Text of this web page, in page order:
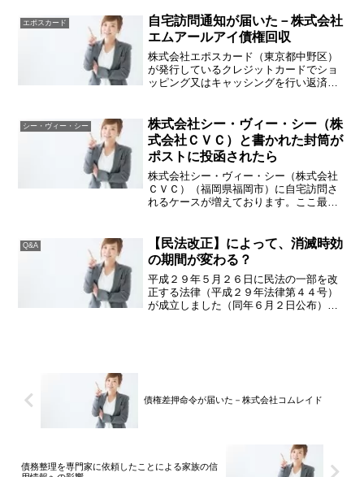
期間は時効中断にはなりま...
エポスカード
自宅訪問通知が届いた－株式会社
エムアールアイ債権回収
株式会社エポスカード（東京都中野区）
が発行しているクレジットカードでショ
ッピング又はキャッシングを行い返済が
あります。株式会社エムアールアイ債権
回収は、丸井（マルイ、O...
シー・ヴィー・シー
株式会社シー・ヴィー・シー（株
式会社ＣＶＣ）と書かれた封筒が
ポストに投函されたら
株式会社シー・ヴィー・シー（株式会社
ＣＶＣ）（福岡県福岡市）に自宅訪問さ
れるケースが増えております。ここ最近
たいことがあるので、記載されている連
絡先に電話するよう書面を...
Q&A
【民法改正】によって、消滅時効
の期間が変わる？
平成２９年５月２６日に民法の一部を改
正する法律（平成２９年法律第４４号）
が成立しました（同年６月２日公布）。
債権差押命令が届いた－株式会社コムレイド
債務整理を専門家に依頼したことによる家族の信